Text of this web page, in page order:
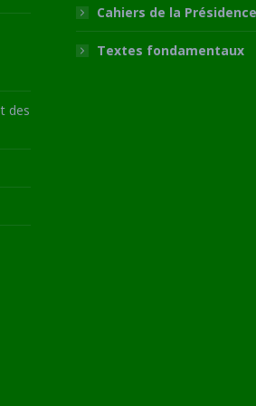
des
Cahiers de la Présidence
Textes fondamentaux